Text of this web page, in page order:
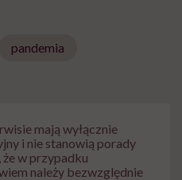
pandemia
mają wyłącznie
i nie stanowią porady
w przypadku
należy bezwzględnie